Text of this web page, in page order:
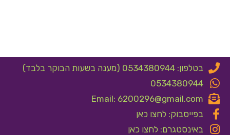
בטלפון: 0534380944 (מענה בשעות הבוקר בלבד)
0534380944
Email: 6200296@gmail.com
בפייסבוק: לחצו כאן
באינסטגרם: לחצו כאן